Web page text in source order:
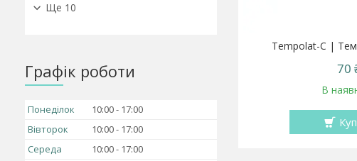
Tempolat-С |
70
В
Ще 10
Графік роботи
Понеділок 10:00
17:00
Вівторок
10:00
17:00
Середа
10:00
17:00